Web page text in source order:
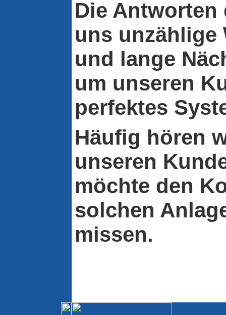
Die Antworten
uns unzählige
und lange
um unseren
perfektes
Häufig hören
unseren
möchte den
solchen
missen.